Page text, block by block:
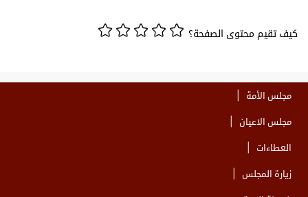
كيف تقيم محتوى الصفحة؟
مجلس الأمة
مجلس الاعيان
العطاءات
زيارة المجلس